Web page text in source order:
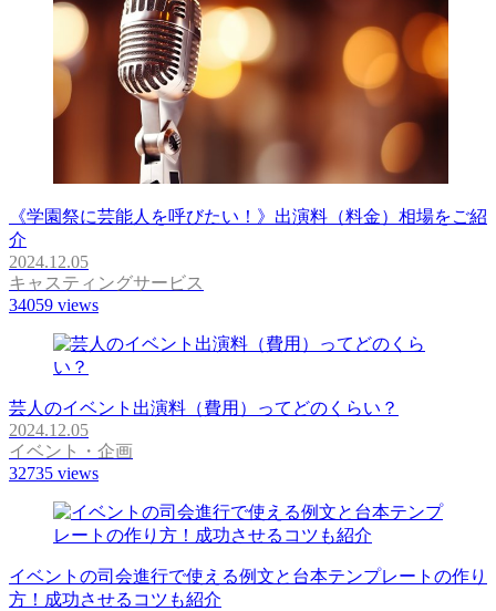
《学園祭に芸能人を呼びたい！》出演料（料金）相場をご紹
介
2024.12.05
キャスティングサービス
34059 views
芸人のイベント出演料（費用）ってどのくらい？
2024.12.05
イベント・企画
32735 views
イベントの司会進行で使える例文と台本テンプレートの作り
方！成功させるコツも紹介